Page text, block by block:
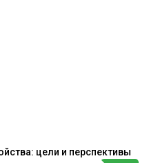
цели и перспективы